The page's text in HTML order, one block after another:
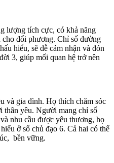
lượng tích cực, có khả năng
cho đối phương. Chỉ số đường
hiểu, sẽ dễ cảm nhận và đón
3, giúp mối quan hệ trở nên
và gia đình. Họ thích chăm sóc
thân yêu. Người mang chỉ số
nhu cầu được yêu thương, họ
ở số chủ đạo 6. Cả hai có thể
bền vững.